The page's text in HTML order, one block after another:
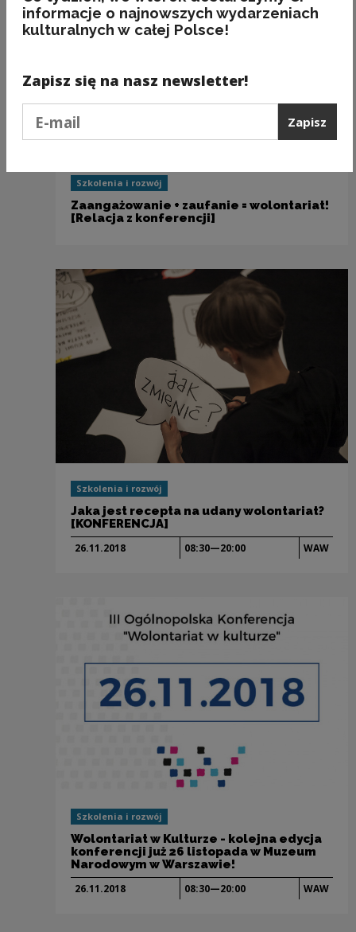
Szkolenia i rozwój
Zaangażowanie + zaufanie = wolontariat!
[Relacja z konferencji]
Szkolenia i rozwój
Jaka jest recepta na udany wolontariat?
[KONFERENCJA]
26.11.2018 08:30—20:00 WAW
Szkolenia i rozwój
Wolontariat w Kulturze - kolejna edycja
konferencji już 26 listopada w Muzeum
Narodowym w Warszawie!
26.11.2018 08:30—20:00 WAW
informacje o najnowszych wydarzeniach
kulturalnych w całej Polsce!
Zapisz się na nasz newsletter!
Zapisz